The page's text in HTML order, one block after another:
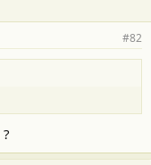
#82
?